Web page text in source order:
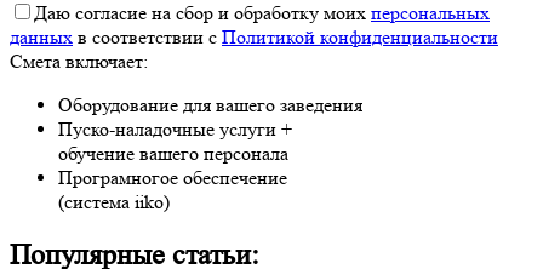
Даю согласие на сбор и обработку моих персональных
данных в соответствии с Политикой конфиденциальности
Смета включает:
Оборудование для вашего заведения
Пуско-наладочные услуги +
обучение вашего персонала
Програмногое обеспечение
(система iiko)
Популярные статьи: